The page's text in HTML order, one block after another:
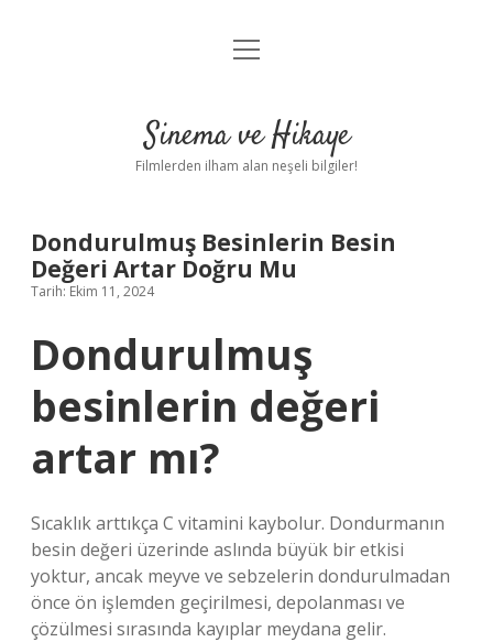
Gizlilik Politikası
Yasal Uyarı
menüyü
Sinema ve Hikaye
Filmlerden ilham alan neşeli bilgiler!
Dondurulmuş Besinlerin Besin
Değeri Artar Doğru Mu
Tarih: Ekim 11, 2024
Dondurulmuş
besinlerin değeri
artar mı?
Sıcaklık arttıkça C vitamini kaybolur. Dondurmanın
besin değeri üzerinde aslında büyük bir etkisi
yoktur, ancak meyve ve sebzelerin dondurulmadan
önce ön işlemden geçirilmesi, depolanması ve
çözülmesi sırasında kayıplar meydana gelir.